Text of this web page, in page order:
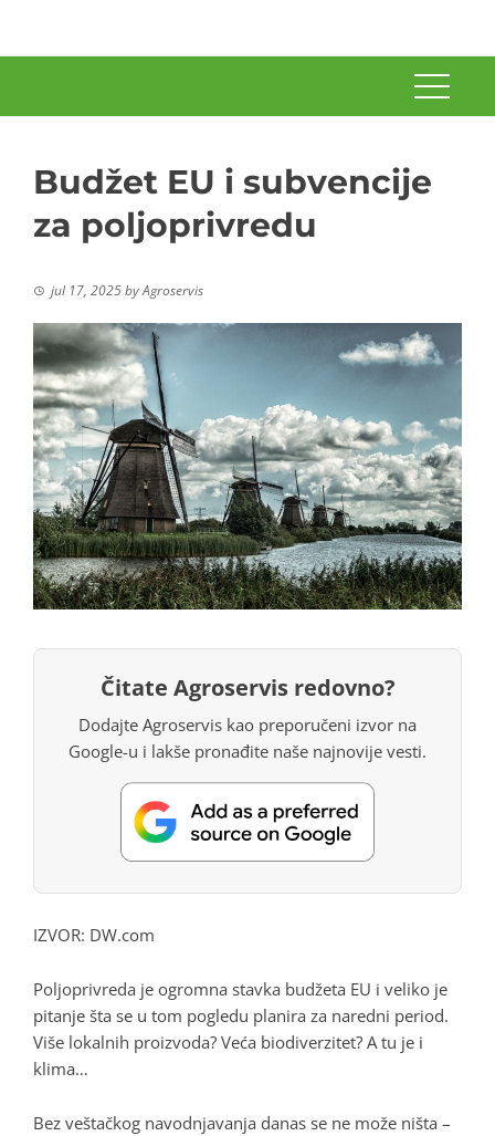
Budžet EU i subvencije
za poljoprivredu
jul 17, 2025byAgroservis
Čitate Agroservis redovno?
Dodajte Agroservis kao preporučeni izvor na
Google-u i lakše pronađite naše najnovije vesti.
IZVOR: DW.com
Poljoprivreda je ogromna stavka budžeta EU i veliko je
pitanje šta se u tom pogledu planira za naredni period.
Više lokalnih proizvoda? Veća biodiverzitet? A tu je i
klima…
Bez veštačkog navodnjavanja danas se ne može ništa –